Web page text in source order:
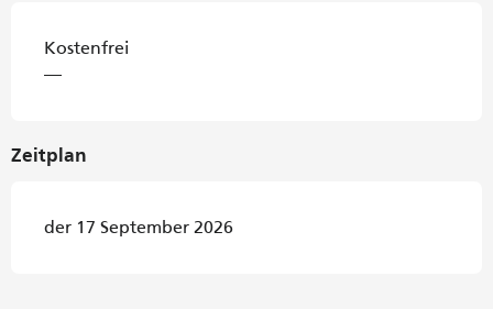
Kostenfrei
—
Zeitplan
der 17 September 2026